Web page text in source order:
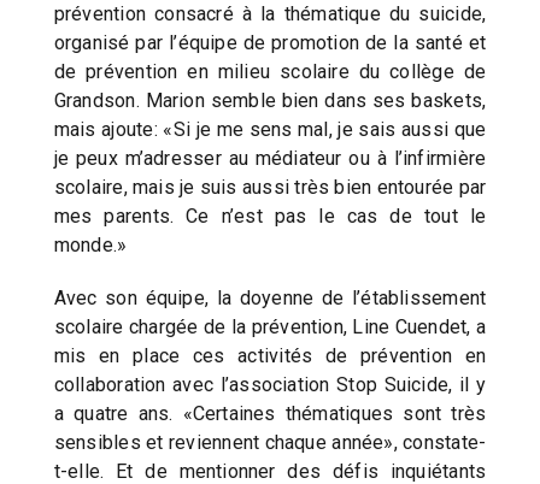
prévention consacré à la thématique du suicide,
organisé par l’équipe de promotion de la santé et
de prévention en milieu scolaire du collège de
Grandson. Marion semble bien dans ses baskets,
mais ajoute: «Si je me sens mal, je sais aussi que
je peux m’adresser au médiateur ou à l’infirmière
scolaire, mais je suis aussi très bien entourée par
mes parents. Ce n’est pas le cas de tout le
monde.»
Avec son équipe, la doyenne de l’établissement
scolaire chargée de la prévention, Line Cuendet, a
mis en place ces activités de prévention en
collaboration avec l’association Stop Suicide, il y
a quatre ans. «Certaines thématiques sont très
sensibles et reviennent chaque année», constate-
t-elle. Et de mentionner des défis inquiétants